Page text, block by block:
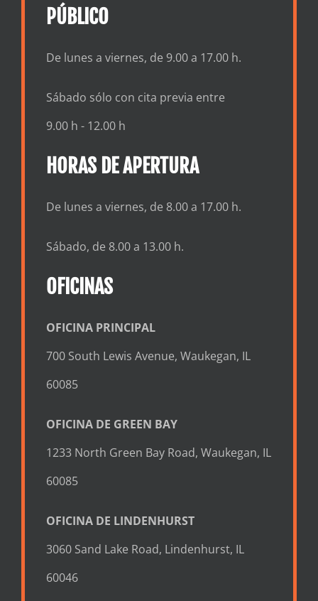
PÚBLICO
De lunes a viernes, de 9.00 a 17.00 h.
Sábado sólo con cita previa entre
9.00 h - 12.00 h
HORAS DE APERTURA
De lunes a viernes, de 8.00 a 17.00 h.
Sábado, de 8.00 a 13.00 h.
OFICINAS
OFICINA PRINCIPAL
700 South Lewis Avenue, Waukegan, IL
60085
OFICINA DE GREEN BAY
1233 North Green Bay Road, Waukegan, IL
60085
OFICINA DE LINDENHURST
3060 Sand Lake Road, Lindenhurst, IL
60046